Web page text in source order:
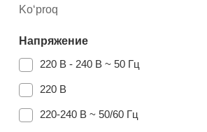
4.2 кг
Ko‘proq
Напряжение
220 В - 240 В ~ 50 Гц
220 В
220-240 В ~ 50/60 Гц